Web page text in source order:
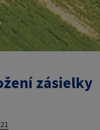
zásielky